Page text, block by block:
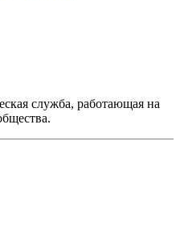
служба, работающая на